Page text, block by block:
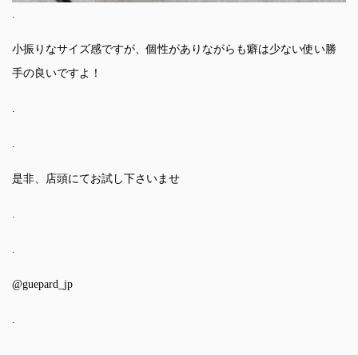
小振りなサイズ感ですが、個性がありながらも癖は少ない使い勝
手の良いですよ！
是非、店頭にてお試し下さいませ
@guepard_jp